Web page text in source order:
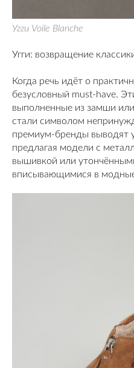
Угги Voile Blanche
Угги: возвращение
Когда речь идёт о
безусловный must-have.
выполненные из замши
стали символом
премиум-бренды выводят
предлагая модели с
вышивкой или
вписывающимися в